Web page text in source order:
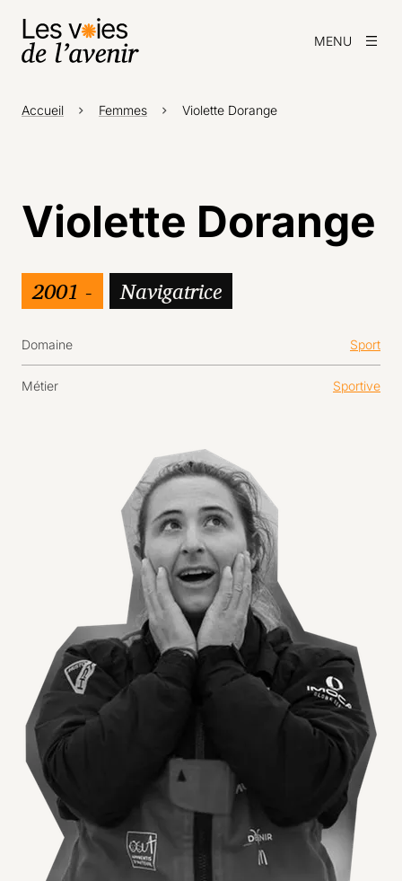
MENU
Accueil Femmes Violette Dorange
Violette Dorange
2001 - Navigatrice
Domaine Sport
Métier Sportive